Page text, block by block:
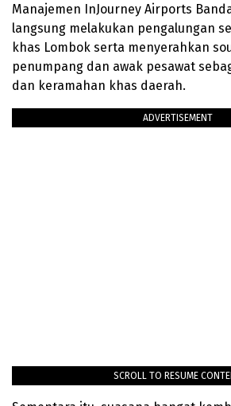
Manajemen InJourney Airports
langsung melakukan pengalungan
khas Lombok serta menyerahkan
penumpang dan awak pesawat
dan keramahan khas daerah.
ADVERTISEMENT
SCROLL TO RESUME